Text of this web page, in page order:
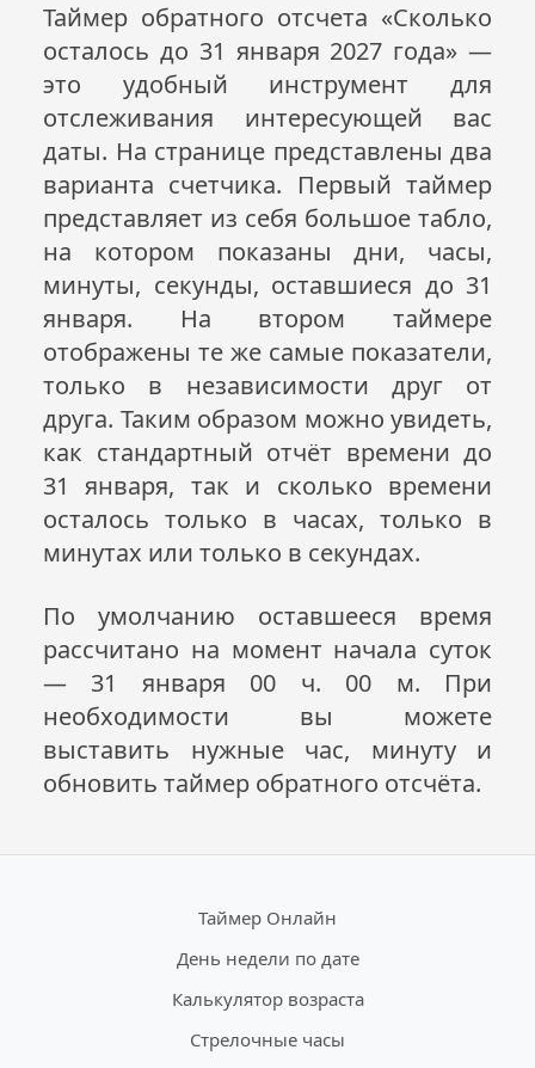
Таймер обратного отсчета «Сколько
осталось до 31 января 2027 года» —
это удобный инструмент для
отслеживания интересующей вас
даты. На странице представлены два
варианта счетчика. Первый таймер
представляет из себя большое табло,
на котором показаны дни, часы,
минуты, секунды, оставшиеся до 31
января. На втором таймере
отображены те же самые показатели,
только в независимости друг от
друга. Таким образом можно увидеть,
как стандартный отчёт времени до
31 января, так и сколько времени
осталось только в часах, только в
минутах или только в секундах.
По умолчанию оставшееся время
рассчитано на момент начала суток
— 31 января 00 ч. 00 м. При
необходимости вы можете
выставить нужные час, минуту и
обновить таймер обратного отсчёта.
Таймер Онлайн
День недели по дате
Калькулятор возраста
Стрелочные часы